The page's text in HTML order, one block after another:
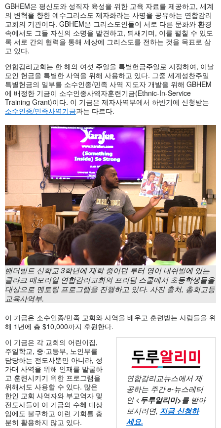
GBHEM은 평신도와 성직자 육성을 위한 교육 자료를 제공하고, 세계
의 변혁을 향한 예수그리스도 제자화라는 사명을 공유하는 연합감리
교회의 기관이다. GBHEM은 그리스도인들이 서로 다른 문화와 환경
속에서도 그들 자신의 소명을 발견하고, 되새기며, 이를 펼칠 수 있도
록 서로 간의 협력을 통해 세상에 그리스도를 전하는 것을 목표로 삼
고 있다.
연합감리교회는 한 해의 여섯 주일을 특별헌금주일로 지정하여, 이날
모인 헌금을 특별한 사역을 위해 사용하고 있다. 그중 세계성찬주일
특별헌금의 일부를 소수인종/민족 사역 지도자 개발을 위해 GBHEM
에 배정한 기금이 소수인종사역자훈련기금(Ethnic-In-Service
Training Grant)이다. 이 기금은 제자사역부에서 하반기에 신청받는
소수인종/민족사역기금과는 다르다.
밴더빌트 신학교3학년에 재학 중이던 루터 영이 내쉬빌에 있는
클라크 메모리얼 연합감리교회의 프리덤 스쿨에서 초등학생들을
대상으로 멘토링 프로그램을 진행하고 있다. 사진 출처, 총회고등
교육사역부.
이 기금은 소수인종/민족 교회와 사역을 배우고 훈련받는 사람들을 위
해 1년에 총 $10,000까지 후원한다.
연합감리교뉴스에서 제
공하는 주간e-뉴스레터
인 <두루알리미>를 받아
보시려면, 지금 신청하
세요.
이 기금은 각 교회의 어린이집,
주일학교, 중·고등부, 노인부를
담당하는 전도사뿐만 아니라, 성
가대 사역을 위해 인재를 발굴하
고 훈련시키기 위한 프로그램을
위해서도 사용할 수 있다. 많은
한인 교회 사역자와 부교역자 및
전도사들이 이 기금의 수혜 대상
임에도 불구하고 이런 기회를 충
분히 활용하지 않고 있다.